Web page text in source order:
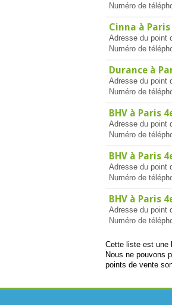
Numéro de
Cinna à Paris
Adresse du point
Numéro de
Durance à
Adresse du point
Numéro de
BHV à Paris
Adresse du point
Numéro de
BHV à Paris
Adresse du point
Numéro de
BHV à Paris
Adresse du point
Numéro de
Cette liste est une
Nous ne pouvons
points de vente